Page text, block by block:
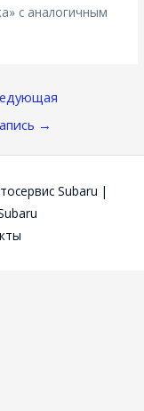
с аналогичным
→
Subaru |